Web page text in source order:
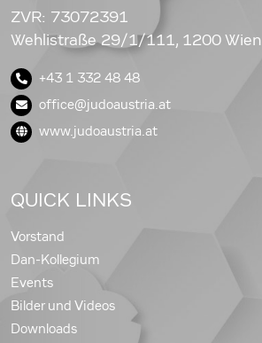
ZVR: 73072391
Wehlistraße 29/1/111, 1200 Wien
+43 1 332 48 48
office@judoaustria.at
www.judoaustria.at
QUICK LINKS
Vorstand
Dan-Kollegium
Events
Bilder und Videos
Downloads